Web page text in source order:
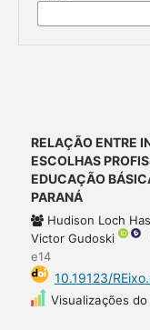
RELAÇÃO ENTRE
ESCOLHAS
EDUCAÇÃO
PARANÁ
Hudison Loch
Victor Gudoski
e14
10.19123/
Visualizações